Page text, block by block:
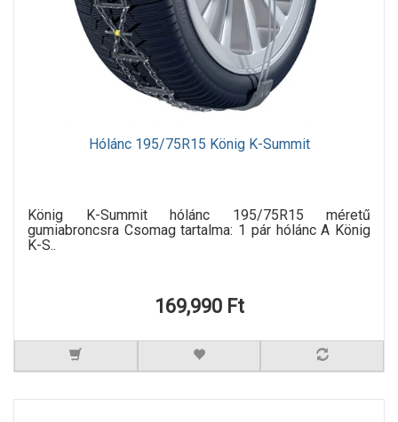
Hólánc 195/75R15 König K-Summit
König K-Summit hólánc 195/75R15 méretű
gumiabroncsra Csomag tartalma: 1 pár hólánc A König
K-S..
169,990 Ft